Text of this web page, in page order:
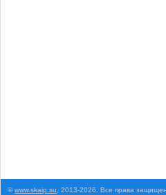
©www.skaip.su , 2013-2026. Все права